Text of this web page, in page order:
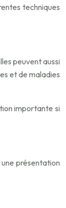
techniques
peuvent aussi
et de maladies
importante si
présentation